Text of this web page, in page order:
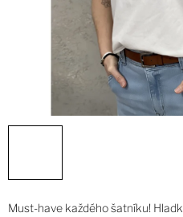
Must-have každého šatníku!